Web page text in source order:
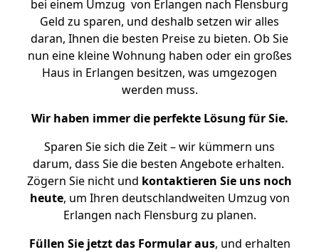
bei einem Umzug von Erlangen nach Flensburg
Geld zu sparen, und deshalb setzen wir alles
daran, Ihnen die besten Preise zu bieten. Ob Sie
nun eine kleine Wohnung haben oder ein großes
Haus in Erlangen besitzen, was umgezogen
werden muss.
Wir haben immer die perfekte Lösung für Sie.
Sparen Sie sich die Zeit – wir kümmern uns
darum, dass Sie die besten Angebote erhalten.
Zögern Sie nicht und kontaktieren Sie uns noch
heute, um Ihren deutschlandweiten Umzug von
Erlangen nach Flensburg zu planen.
Füllen Sie jetzt das Formular aus, und erhalten